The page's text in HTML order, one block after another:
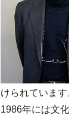
けられていま
1986年には文